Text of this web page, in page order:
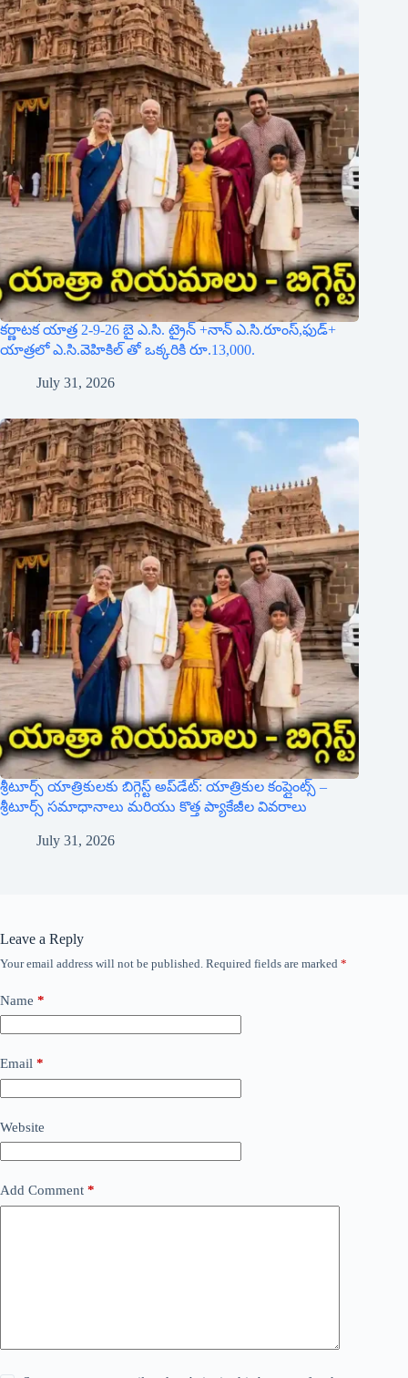
శ్రీటూర్స్ యాత్రికులకు బిగ్గెస్ట్ అప్‌డేట్: యాత్రికుల కంప్లైంట్స్ –
శ్రీటూర్స్ సమాధానాలు మరియు కొత్త ప్యాకేజీల వివరాలు
July 31, 2026
Leave a Reply
Your email address will not be published. Required fields are marked*
Name*
Email*
Add Comment*
Save my name, email and website in this browser for the
next time I comment.
Notify me of follow-up comments by email.
Notify me of new posts by email.
Post Comment